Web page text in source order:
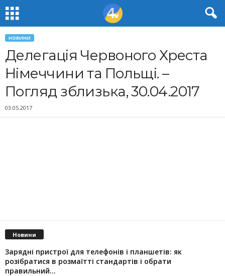
НОВИНИ
Делегація Червоного Хреста
Німеччини та Польщі. –
Погляд зблизька, 30.04.2017
03.05.2017
Новини
Зарядні пристрої для телефонів і планшетів: як
розібратися в розмаїтті стандартів і обрати
правильний...